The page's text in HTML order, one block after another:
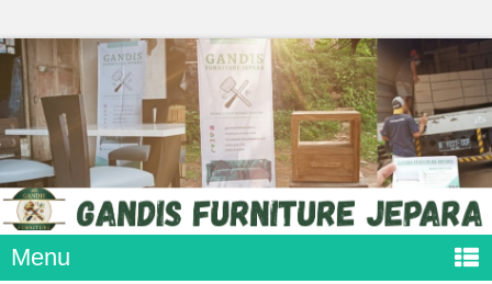
Menu